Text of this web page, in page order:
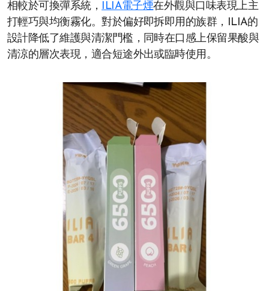
相較於可換彈系統， ILIA電子煙在外觀與口味表現上主
打輕巧與均衡霧化。對於偏好即拆即用的族群，ILIA的
設計降低了維護與清潔門檻，同時在口感上保留果酸與
清涼的層次表現，適合短途外出或臨時使用。